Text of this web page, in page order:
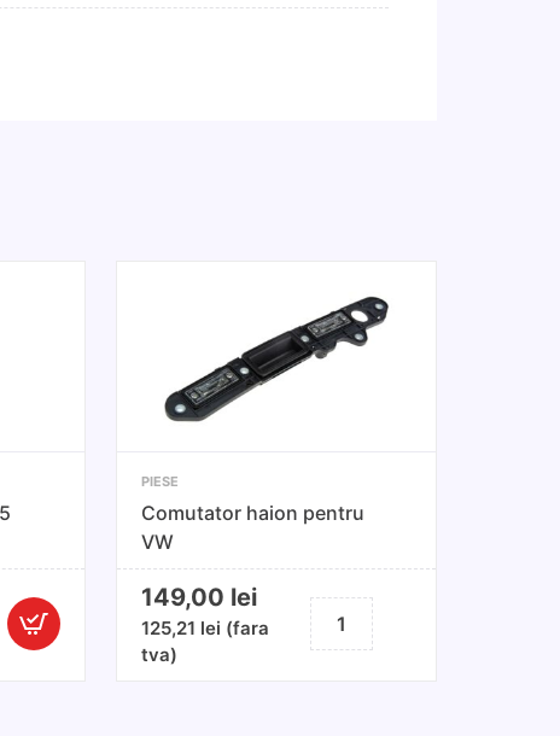
Cantitate
PIESE
Comutator haion pentru
VW
149,00 lei
125,21 lei (fara
tva)
Cantitate
Comutator